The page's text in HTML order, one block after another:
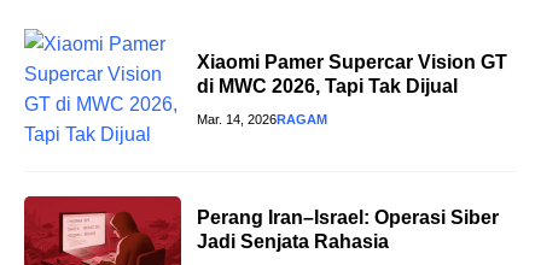
Xiaomi Pamer Supercar Vision GT
di MWC 2026, Tapi Tak Dijual
Mar. 14, 2026RAGAM
Perang Iran–Israel: Operasi Siber
Jadi Senjata Rahasia